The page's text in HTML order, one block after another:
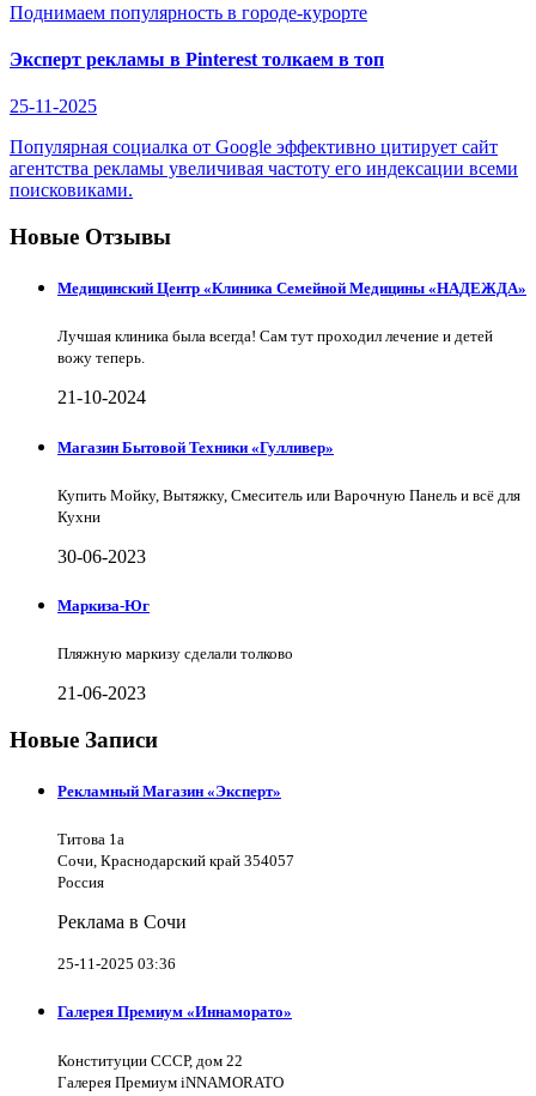
Поднимаем популярность в городе-курорте
Эксперт рекламы в Pinterest толкаем в топ
25-11-2025
Популярная социалка от Google эффективно цитирует сайт
агентства рекламы увеличивая частоту его индексации всеми
поисковиками.
Новые Отзывы
Медицинский Центр «Клиника Семейной Медицины «НАДЕЖДА»
Лучшая клиника была всегда! Сам тут проходил лечение и детей
вожу теперь.
21-10-2024
Магазин Бытовой Техники «Гулливер»
Купить Мойку, Вытяжку, Смеситель или Варочную Панель и всё для
Кухни
30-06-2023
Маркиза-Юг
Пляжную маркизу сделали толково
21-06-2023
Новые Записи
Рекламный Магазин «Эксперт»
Титова 1а
Сочи, Краснодарский край 354057
Россия
Реклама в Сочи
25-11-2025 03:36
Галерея Премиум «Иннаморато»
Конституции СССР, дом 22
Галерея Премиум iNNAMORATO